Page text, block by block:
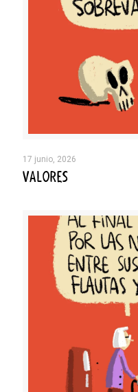
17 junio, 2026
VALORES